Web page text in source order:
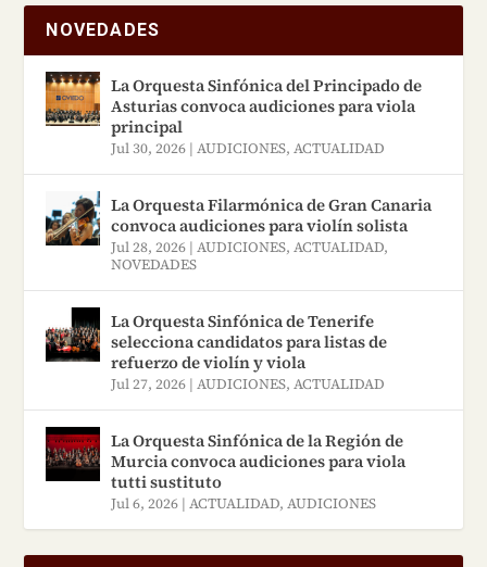
NOVEDADES
La Orquesta Sinfónica del Principado de
Asturias convoca audiciones para viola
principal
Jul 30, 2026 |AUDICIONES,ACTUALIDAD
La Orquesta Filarmónica de Gran Canaria
convoca audiciones para violín solista
Jul 28, 2026 |AUDICIONES,ACTUALIDAD,
NOVEDADES
La Orquesta Sinfónica de Tenerife
selecciona candidatos para listas de
refuerzo de violín y viola
Jul 27, 2026 |AUDICIONES,ACTUALIDAD
La Orquesta Sinfónica de la Región de
Murcia convoca audiciones para viola
tutti sustituto
Jul 6, 2026 |ACTUALIDAD,AUDICIONES